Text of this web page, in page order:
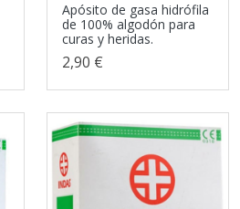
Apósito de gasa hidrófila
de 100% algodón para
curas y heridas.
2,90 €